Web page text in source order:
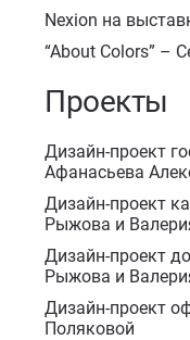
Nexion на
“About Colors” –
Проекты
Дизайн-проект
Афанасьева
Дизайн-проект
Рыжова и
Дизайн-проект
Рыжова и
Дизайн-проект
Поляковой